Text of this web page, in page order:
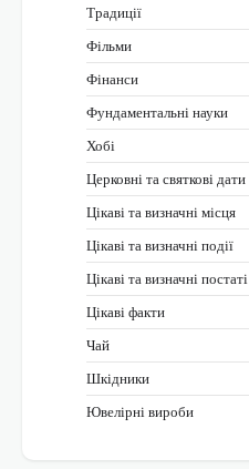
Традиції
Фільми
Фінанси
Фундаментальні науки
Хобі
Церковні та святкові дати
Цікаві та визначні місця
Цікаві та визначні події
Цікаві та визначні постаті
Цікаві факти
Чай
Шкідники
Ювелірні вироби